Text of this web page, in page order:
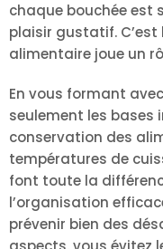
chaque bouchée est
plaisir gustatif.
alimentaire joue un
En vous formant
seulement les bases
conservation des
températures de
font toute la
l’organisation
prévenir bien des